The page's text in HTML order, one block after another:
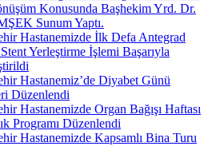
Konusunda Başhekim Yrd. Dr.
Sunum Yaptı.
Hastanemizde İlk Defa Antegrad
Yerleştirme İşlemi Başarıyla
Hastanemiz’de Diyabet Günü
Düzenlendi
Hastanemizde Organ Bağışı Haftası
Programı Düzenlendi
Hastanemizde Kapsamlı Bina Turu